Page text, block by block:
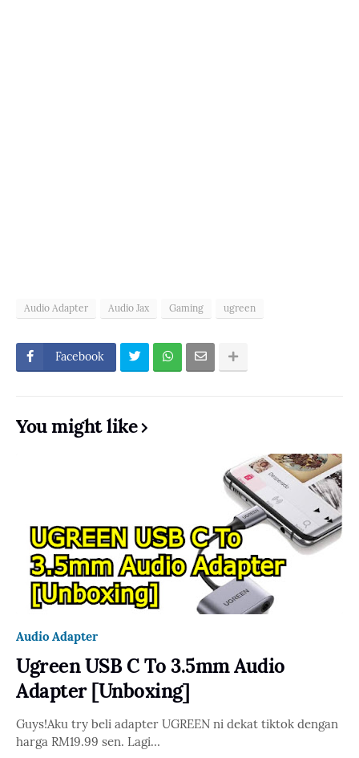
Audio Adapter Audio Jax Gaming ugreen
Facebook
You might like
Audio Adapter
Ugreen USB C To 3.5mm Audio
Adapter [Unboxing]
Guys!Aku try beli adapter UGREEN ni dekat tiktok dengan
harga RM19.99 sen. Lagi…